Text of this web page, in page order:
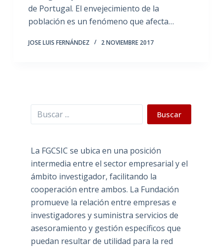
de Portugal. El envejecimiento de la
población es un fenómeno que afecta…
JOSE LUIS FERNÁNDEZ 2 NOVIEMBRE 2017
Buscar Buscar
La FGCSIC se ubica en una posición
intermedia entre el sector empresarial y el
ámbito investigador, facilitando la
cooperación entre ambos. La Fundación
promueve la relación entre empresas e
investigadores y suministra servicios de
asesoramiento y gestión específicos que
puedan resultar de utilidad para la red